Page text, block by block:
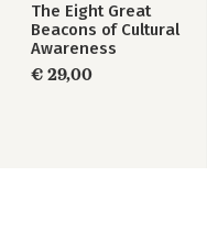
The Eight Great
Beacons of Cultural
Awareness
€ 29,00